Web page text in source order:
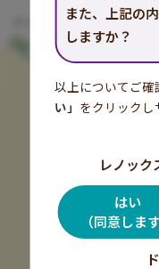
フィンテプラ®を服
また、上記の
しますか？
以上についてご確
い」 をクリックし
レノック
はい
（同意します